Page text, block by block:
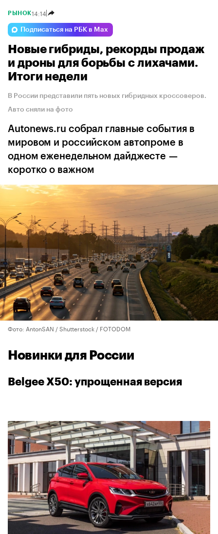
РЫНОК14:14
Подписаться на РБК в Max
Новые гибриды, рекорды продаж
и дроны для борьбы с лихачами.
Итоги недели
В России представили пять новых гибридных кроссоверов.
Авто сняли на фото
Autonews.ru собрал главные события в
мировом и российском автопроме в
одном еженедельном дайджесте —
коротко о важном
Фото: AntonSAN / Shutterstock / FOTODOM
Новинки для России
Belgee X50: упрощенная версия
00:00 / 00:00